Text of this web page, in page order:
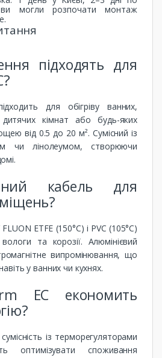
могли розпочати монтаж
підходять для
для обігріву ванних,
кімнат або будь-яких
від 0.5 до 20 м². Сумісний із
чи лінолеумом, створюючи
кабель для
ETFE (150°C) і PVC (105°C)
та корозії. Алюмінієвий
випромінювання, що
у ванних чи кухнях.
EC економить
сумісність із терморегуляторами
споживання